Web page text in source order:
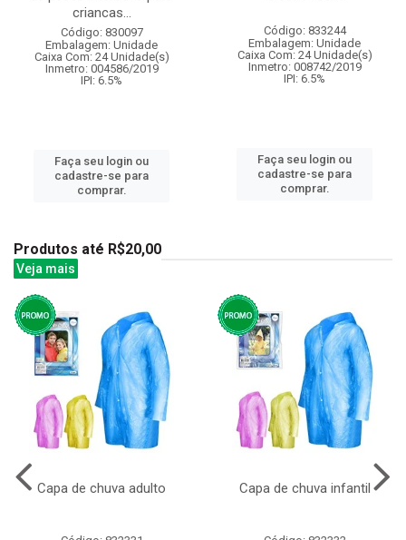
criancas...
Código: 830097
Embalagem: Unidade
Caixa Com: 24 Unidade(s)
Inmetro: 004586/2019
IPI: 6.5%
Faça seu login ou
cadastre-se para
comprar.
Código: 833244
Embalagem: Unidade
Caixa Com: 24 Unidade(s)
Inmetro: 008742/2019
IPI: 6.5%
Faça seu login ou
cadastre-se para
comprar.
Produtos até R$20,00
Veja mais
Capa de chuva adulto Capa de chuva infantil